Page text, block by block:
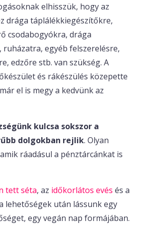
elhisszük, hogy az
drága táplálékkiegészítőkre,
csodabogyókra, drága
egyéb felszerelésre,
edzőre stb. van szükség. A
és rákészülés közepette
el is megy a kedvünk az
kulcsa sokszor a
dolgokban rejlik. Olyan
ráadásul a pénztárcánkat is
tett séta, az időkorlátos evés és a
lehetőségek után lássunk egy
egy vegán nap formájában.